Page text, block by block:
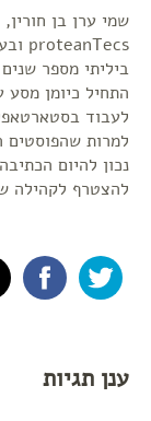
ביליתי מספר שנים
התחיל כיומן
לעבוד
למרות שהפוסטים
נכון להיום
להצטרף לקהילה
Twitter
ענן תגיות